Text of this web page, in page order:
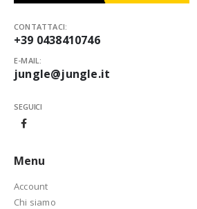
CONTATTACI:
+39 0438410746
E-MAIL:
jungle@jungle.it
SEGUICI
Menu
Account
Chi siamo